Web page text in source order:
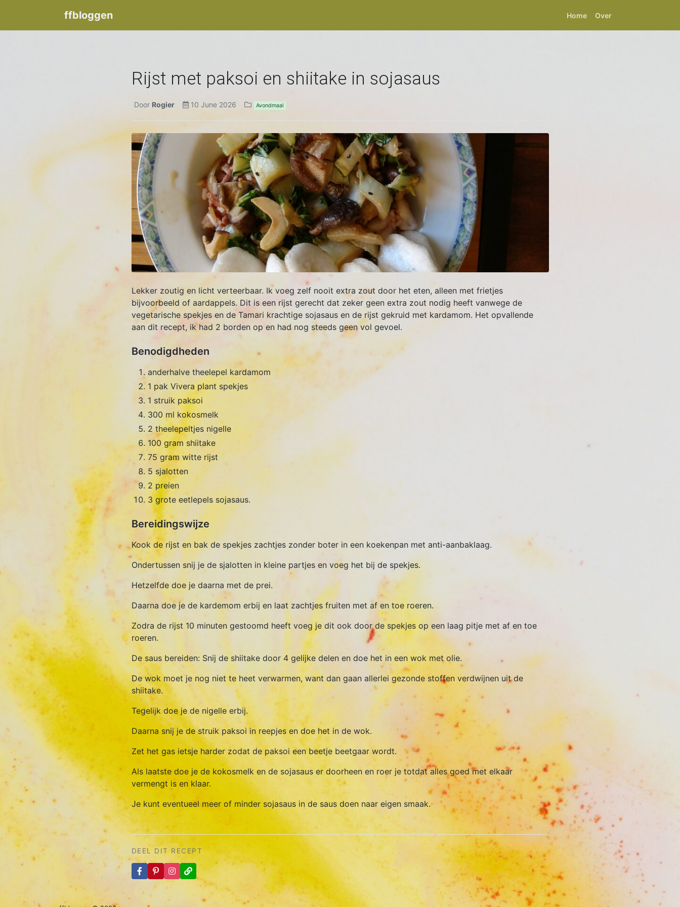
ffbloggen Home Over
Rijst met paksoi en shiitake in sojasaus
Door Rogier 10 June 2026 Avondmaal
Lekker zoutig en licht verteerbaar. Ik voeg zelf nooit extra zout door het eten, alleen met frietjes
bijvoorbeeld of aardappels. Dit is een rijst gerecht dat zeker geen extra zout nodig heeft vanwege de
vegetarische spekjes en de Tamari krachtige sojasaus en de rijst gekruid met kardamom. Het opvallende
aan dit recept, ik had 2 borden op en had nog steeds geen vol gevoel.
Benodigdheden
anderhalve theelepel kardamom
1 pak Vivera plant spekjes
1 struik paksoi
300 ml kokosmelk
2 theelepeltjes nigelle
100 gram shiitake
75 gram witte rijst
5 sjalotten
2 preien
3 grote eetlepels sojasaus.
Bereidingswijze
Kook de rijst en bak de spekjes zachtjes zonder boter in een koekenpan met anti-aanbaklaag.
Ondertussen snij je de sjalotten in kleine partjes en voeg het bij de spekjes.
Hetzelfde doe je daarna met de prei.
Daarna doe je de kardemom erbij en laat zachtjes fruiten met af en toe roeren.
Zodra de rijst 10 minuten gestoomd heeft voeg je dit ook door de spekjes op een laag pitje met af en toe
roeren.
De saus bereiden: Snij de shiitake door 4 gelijke delen en doe het in een wok met olie.
De wok moet je nog niet te heet verwarmen, want dan gaan allerlei gezonde stoffen verdwijnen uit de
shiitake.
Tegelijk doe je de nigelle erbij.
Daarna snij je de struik paksoi in reepjes en doe het in de wok.
Zet het gas ietsje harder zodat de paksoi een beetje beetgaar wordt.
Als laatste doe je de kokosmelk en de sojasaus er doorheen en roer je totdat alles goed met elkaar
vermengt is en klaar.
Je kunt eventueel meer of minder sojasaus in de saus doen naar eigen smaak.
DEEL DIT RECEPT